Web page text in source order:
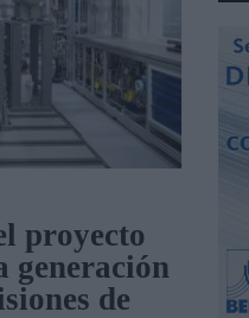
proyecto
generación
de